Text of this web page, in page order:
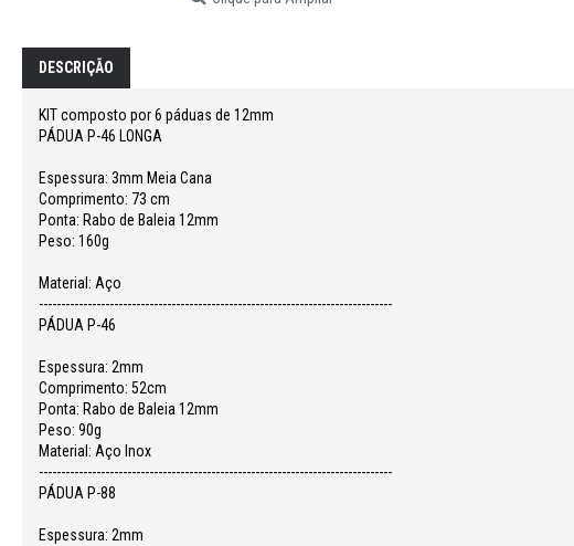
DESCRIÇÃO
KIT composto por 6 páduas de 12mm
PÁDUA P-46 LONGA
Espessura: 3mm Meia Cana
Comprimento: 73 cm
Ponta: Rabo de Baleia 12mm
Peso: 160g
Material: Aço
--------------------------------------------------------------------------------
PÁDUA P-46
Espessura: 2mm
Comprimento: 52cm
Ponta: Rabo de Baleia 12mm
Peso: 90g
Material: Aço Inox
--------------------------------------------------------------------------------
PÁDUA P-88
Espessura: 2mm